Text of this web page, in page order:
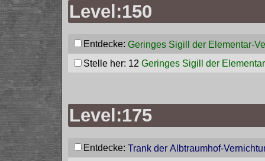
Level:150
Entdecke: Geringes Sigill der Elementar-
Stelle her: 12 Geringes Sigill der
Level:175
Entdecke: Trank der Albtraumhof-